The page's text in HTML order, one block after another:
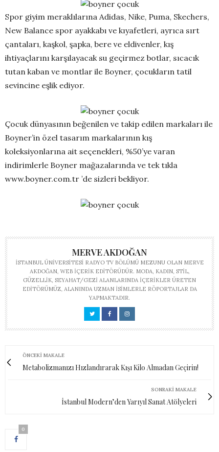
Spor giyim meraklılarına Adidas, Nike, Puma, Skechers,
New Balance spor ayakkabı ve kıyafetleri, ayrıca sırt
çantaları, kaşkol, şapka, bere ve eldivenler, kış
ihtiyaçlarını karşılayacak su geçirmez botlar, sıcacık
tutan kaban ve montlar ile Boyner, çocukların tatil
sevincine eşlik ediyor.
Çocuk dünyasının beğenilen ve takip edilen markaları ile
Boyner’in özel tasarım markalarının kış
koleksiyonlarına ait seçenekleri, %50’ye varan
indirimlerle Boyner mağazalarında ve tek tıkla
www.boyner.com.tr ’de sizleri bekliyor.
MERVE AKDOĞAN
İSTANBUL ÜNIVERSITESI RADYO TV BÖLÜMÜ MEZUNU OLAN MERVE
AKDOĞAN, WEB IÇERIK EDITÖRÜDÜR. MODA, KADIN, STIL,
GÜZELLIK, SEYAHAT/GEZI ALANLARINDA IÇERIKLER ÜRETEN
EDITÖRÜMÜZ, ALANINDA UZMAN ISIMLERLE RÖPORTAJLAR DA
YAPMAKTADIR.
ÖNCEKI MAKALE
Metabolizmanızı Hızlandırarak Kışı Kilo Almadan Geçirin!
SONRAKI MAKALE
İstanbul Modern’den Yarıyıl Sanat Atölyeleri
0